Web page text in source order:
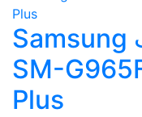
ماژول دوربین عقب Samsung
SM-
Plus